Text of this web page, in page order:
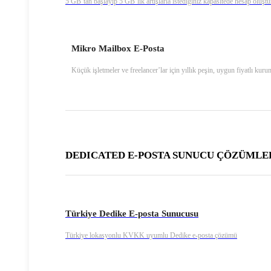
Mikro Mailbox E-Posta
Küçük işletmeler ve freelancer’lar için yıllık peşin, uygun fiyatlı
DEDICATED E-POSTA SUNUCU
Türkiye Dedike E-posta Sunucusu
Türkiye lokasyonlu KVKK uyumlu Dedike e-posta çözümü